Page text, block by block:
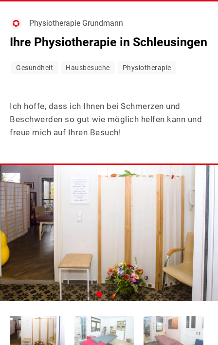
&
BILDUNG
&
(1)
FRISEUR
IT-
SERVICE,
MEDIEN
WERBUNG
(4)
KFZ-
SERVICE
(2)
Physiotherapie Grundmann
Ihre Physiotherapie in Schleusingen
Gesundheit Hausbesuche Physiotherapie
Ich hoffe, dass ich Ihnen bei Schmerzen und
Beschwerden so gut wie möglich helfen kann und
freue mich auf Ihren Besuch!